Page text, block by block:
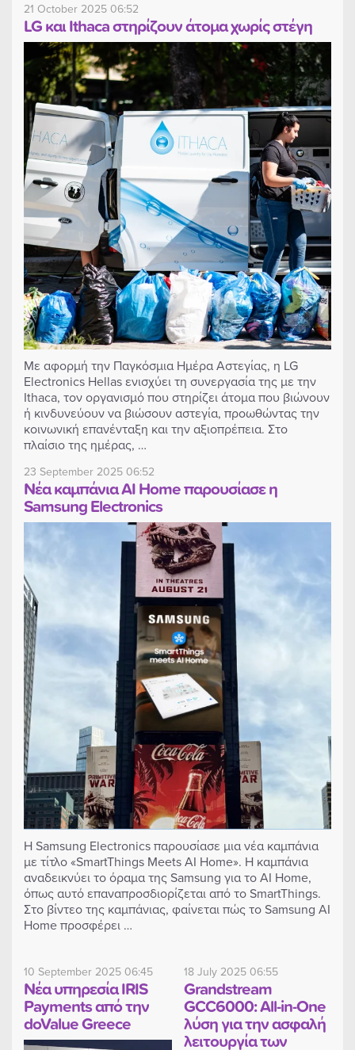
21 October 2025 06:52
LG και Ithaca στηρίζουν άτομα χωρίς στέγη
Με αφορμή την Παγκόσμια Ημέρα Αστεγίας, η LG
Electronics Hellas ενισχύει τη συνεργασία της με την
Ithaca, τον οργανισμό που στηρίζει άτομα που βιώνουν
ή κινδυνεύουν να βιώσουν αστεγία, προωθώντας την
κοινωνική επανένταξη και την αξιοπρέπεια. Στο
πλαίσιο της ημέρας, …
23 September 2025 06:52
Νέα καμπάνια AI Home παρουσίασε η
Samsung Electronics
Η Samsung Electronics παρουσίασε μια νέα καμπάνια
με τίτλο «SmartThings Meets AI Home». Η καμπάνια
αναδεικνύει το όραμα της Samsung για το AI Home,
όπως αυτό επαναπροσδιορίζεται από το SmartThings.
Στο βίντεο της καμπάνιας, φαίνεται πώς το Samsung AI
Home προσφέρει …
10 September 2025 06:45
Νέα υπηρεσία IRIS
Payments από την
doValue Greece
18 July 2025 06:55
Grandstream
GCC6000: All-in-One
λύση για την ασφαλή
λειτουργία των